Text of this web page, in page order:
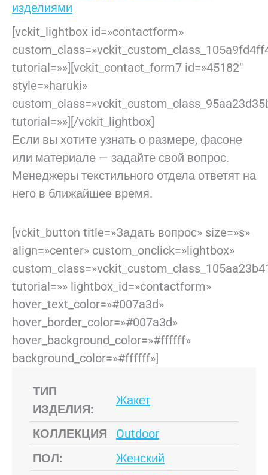
изделиями
[vckit_lightbox id=»contactform»
tutorial=»»][vckit_contact_form7 id=»45182″
style=»haruki»
tutorial=»»][/vckit_lightbox]
Если вы хотите узнать о размере, фасоне
или материале — задайте свой вопрос.
Менеджеры текстильного отдела ответят на
него в ближайшее время.
[vckit_button title=»Задать вопрос» size=»s»
align=»center» custom_onclick=»lightbox»
tutorial=»» lightbox_id=»contactform»
hover_text_color=»#007a3d»
hover_border_color=»#007a3d»
hover_background_color=»#ffffff»
background_color=»#ffffff»]
ТИП
ИЗДЕЛИЯ:
Жакет
КОЛЛЕКЦИЯ
Outdoor
ПОЛ:
Женский